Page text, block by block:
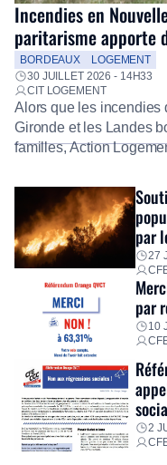
Incendies en
paritarisme apporte
salariés
BORDEAUX
LOGEMENT
30 JUILLET 2026 - 14H33
CIT LOGEMENT
Alors que les incendies
Gironde et les Landes
familles, Action
Fidèle à sa mission
immédiatement ses
personnalisé, des
premières dépenses,
par
27
par
10
2